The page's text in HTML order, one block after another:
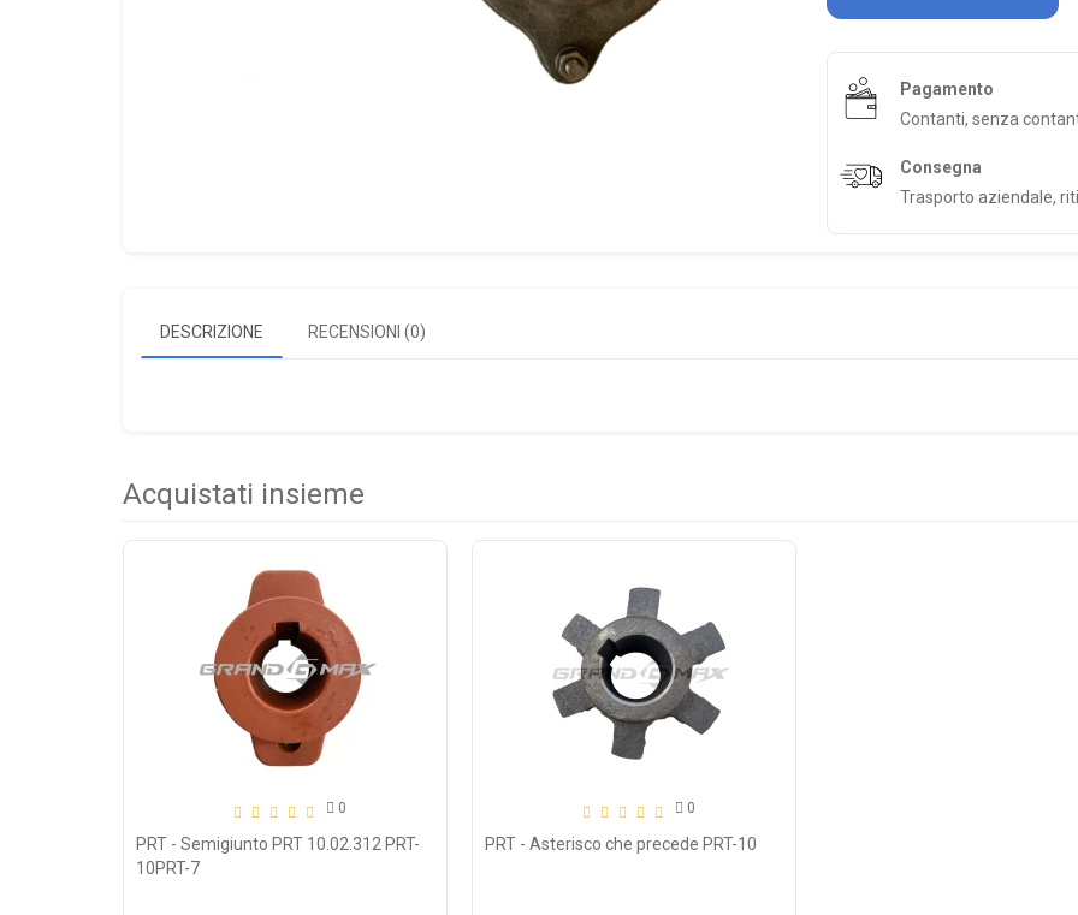
Pagamento
Contanti, senza
Consegna
Trasporto aziendale,
DESCRIZIONE RECENSIONI (0)
Acquistati insieme
0
PRT - Semigiunto PRT 10.02.312 PRT-
10PRT-7
0
PRT - Asterisco che precede PRT-10